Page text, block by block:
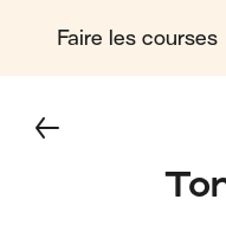
Faire les courses